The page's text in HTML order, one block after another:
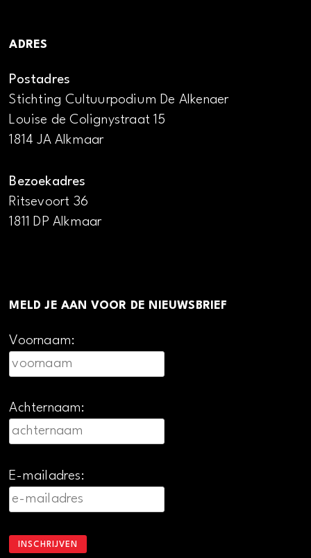
ADRES
Postadres
Stichting Cultuurpodium De Alkenaer
Louise de Colignystraat 15
1814 JA Alkmaar
Bezoekadres
Ritsevoort 36
1811 DP Alkmaar
MELD JE AAN VOOR DE NIEUWSBRIEF
Voornaam:
Achternaam:
E-mailadres: